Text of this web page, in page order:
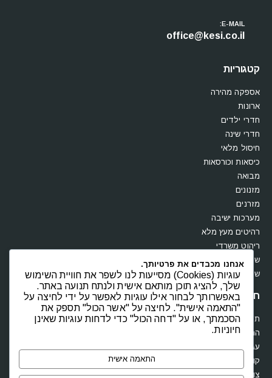
E-MAIL:
office@kesi.co.il
קטגוריות
אספקה מהירה
ארונות
חדרי ילדים
חדרי שינה
חיסול מלאי
כיסאות וכורסאות
מבואה
מזנונים
מזרנים
מערכות ישיבה
רהיטים מעץ מלא
ריהוט משרדי
שולחנות
שידות וקומודות
חנות
תקנון
החשבון שלי
עגלת קניות
קופה
צור קשר
אנחנו מכבדים את פרטיותך.
עוגיות (Cookies) מסייעות לנו לשפר את חוויית השימוש
שלך, להציג תוכן מותאם אישית ולנתח תנועה באתר.
באפשרותך לבחור אילו עוגיות לאפשר על ידי לחיצה על
"התאמה אישית". לחיצה על "אשר הכול" תספק את
הסכמתך, או על "דחה הכול" כדי לדחות עוגיות שאינן
חיוניות.
התאמה אישית